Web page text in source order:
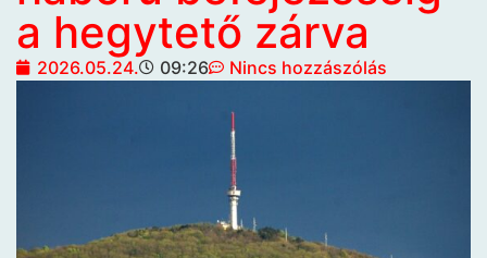
a hegytető zárva
2026.05.24. 09:26 Nincs hozzászólás